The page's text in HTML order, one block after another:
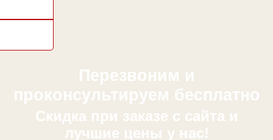
Перезвоним и
проконсультируем бесплатно
Cкидка при заказе с сайта и
лучшие цены у нас!